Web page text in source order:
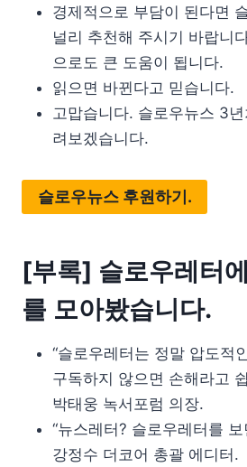
경제적으로 부담이 된다면
널리 추천해 주시기 바랍니
으로도 큰 도움이 됩니다.
읽으면 바뀐다고 믿습니다.
고맙습니다. 슬로우뉴스 3
려보겠습니다.
슬로우뉴스 후원하기.
[부록] 슬로우레터
를 모아봤습니다.
“슬로우레터는 정말 압도적
구독하지 않으면 손해라고
박태웅 녹서포럼 의장.
“뉴스레터? 슬로우레터를
강정수 더코어 총괄 에디터.